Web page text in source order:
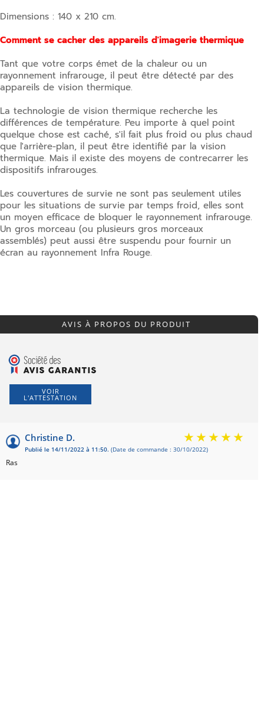
Dimensions : 140 x 210 cm.
Comment se cacher des appareils d'imagerie thermique
Tant que votre corps émet de la chaleur ou un
rayonnement infrarouge, il peut être détecté par des
appareils de vision thermique.
La technologie de vision thermique recherche les
différences de température. Peu importe à quel point
quelque chose est caché, s'il fait plus froid ou plus chaud
que l'arrière-plan, il peut être identifié par la vision
thermique. Mais il existe des moyens de contrecarrer les
dispositifs infrarouges.
Les couvertures de survie ne sont pas seulement utiles
pour les situations de survie par temps froid, elles sont
un moyen efficace de bloquer le rayonnement infrarouge.
Un gros morceau (ou plusieurs gros morceaux
assemblés) peut aussi être suspendu pour fournir un
écran au rayonnement Infra Rouge.
AVIS À PROPOS DU PRODUIT
VOIR
L'ATTESTATION
Basé sur
Christine D.
Publié le 14/11/2022 à 11:50. (Date de commande : 30/10/2022)
Ras